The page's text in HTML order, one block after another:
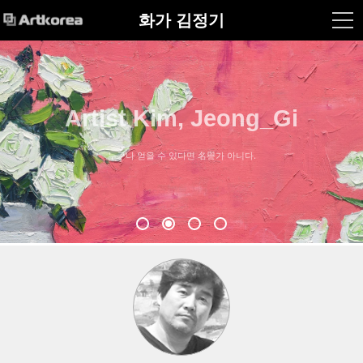
화가 김정기
Artist Kim, Jeong_Gi
누구나 얻을 수 있다면 名譽가 아니다.